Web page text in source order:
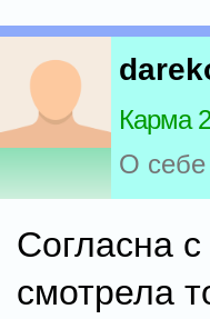
Карма
О себе
Согласна
смотрела